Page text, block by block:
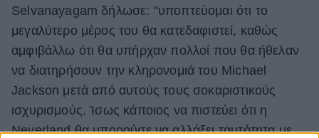
Selvanayagam δήλωσε: "υποπτεύομαι ότι το
μεγαλύτερο μέρος του θα κατεδαφιστεί, καθώς
αμφιβάλλω ότι θα υπήρχαν πολλοί που θα ήθελαν
να διατηρήσουν την κληρονομιά του Michael
Jackson μετά από αυτούς τους σοκαριστικούς
ισχυρισμούς. Ίσως κάποιος να πιστεύει ότι η
Neverland θα μπορούσε να αλλάξει ταυτότητα με